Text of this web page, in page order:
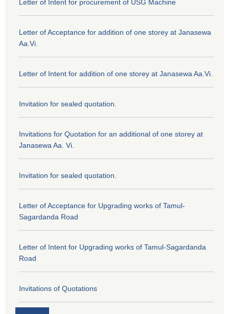
Letter of Intent for procurement of USG Machine
Letter of Acceptance for addition of one storey at Janasewa
Aa.Vi.
Letter of Intent for addition of one storey at Janasewa Aa.Vi.
Invitation for sealed quotation.
Invitations for Quotation for an additional of one storey at
Janasewa Aa. Vi.
Invitation for sealed quotation.
Letter of Acceptance for Upgrading works of Tamul-
Sagardanda Road
Letter of Intent for Upgrading works of Tamul-Sagardanda
Road
Invitations of Quotations